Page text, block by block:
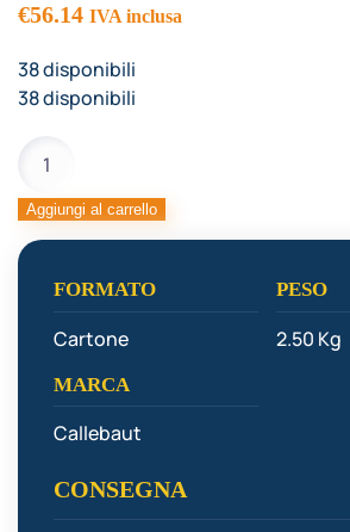
€56.14 IVA inclusa
38 disponibili
38 disponibili
FEUILLETINE
FLAKES
quantità
Aggiungi al carrello
FORMATO
Cartone
PESO
2.50 Kg
MARCA
Callebaut
CONSEGNA